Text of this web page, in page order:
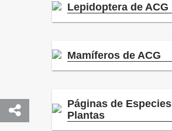
Lepidoptera de ACG
Mamíferos de ACG
Páginas de Especies
Plantas